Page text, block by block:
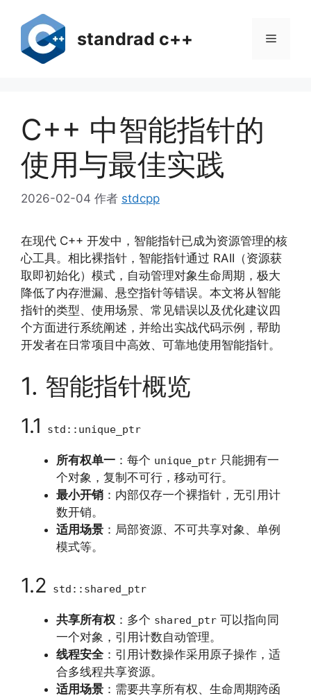
standrad c++ 菜
C++ 中智能指针的
使用与最佳实践
2026-02-04 作者 stdcpp
在现代 C++ 开发中，智能指针已成为资源管理的核
心工具。相比裸指针，智能指针通过 RAII（资源获
取即初始化）模式，自动管理对象生命周期，极大
降低了内存泄漏、悬空指针等错误。本文将从智能
指针的类型、使用场景、常见错误以及优化建议四
个方面进行系统阐述，并给出实战代码示例，帮助
开发者在日常项目中高效、可靠地使用智能指针。
1. 智能指针概览
1.1 std::unique_ptr
所有权单一 ：每个 unique_ptr 只能拥有一
个对象，复制不可行，移动可行。
最小开销 ：内部仅存一个裸指针，无引用计
数开销。
适用场景 ：局部资源、不可共享对象、单例
模式等。
1.2 std::shared_ptr
共享所有权 ：多个 shared_ptr 可以指向同
一个对象，引用计数自动管理。
线程安全：引用计数操作采用原子操作，适
合多线程共享资源。
适用场景 ：需要共享所有权、生命周期跨函